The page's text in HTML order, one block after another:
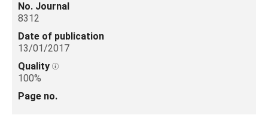
No. Journal
8312
Date of publication
13/01/2017
Quality
100%
Page no.